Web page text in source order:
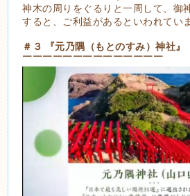
神木の周りをぐるりと一周して、御
すると、ご利益があるといわれてい
＃３ 『元乃隅（もとのすみ）神社』
￣￣￣￣￣￣￣￣￣￣￣￣￣￣